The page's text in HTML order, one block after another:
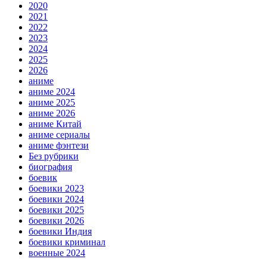
2020
2021
2022
2023
2024
2025
2026
аниме
аниме 2024
аниме 2025
аниме 2026
аниме Китай
аниме сериалы
аниме фэнтези
Без рубрики
биография
боевик
боевики 2023
боевики 2024
боевики 2025
боевики 2026
боевики Индия
боевики криминал
военные 2024